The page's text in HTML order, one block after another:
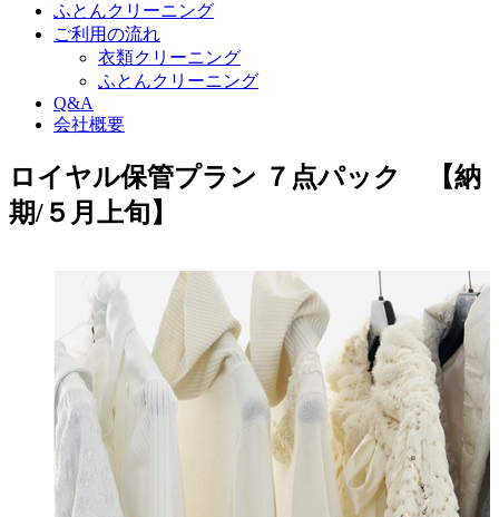
ふとんクリーニング
ご利用の流れ
衣類クリーニング
ふとんクリーニング
Q&A
会社概要
ロイヤル保管プラン ７点パック 【納
期/５月上旬】